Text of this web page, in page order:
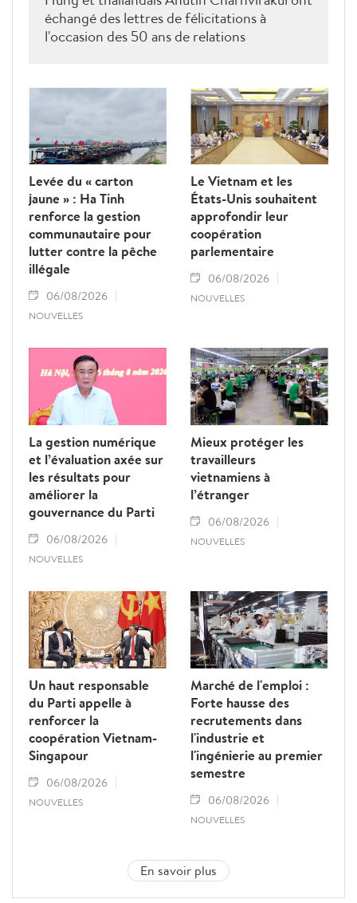
échangé des lettres de félicitations à
l'occasion des 50 ans de relations
Levée du « carton
jaune » : Ha Tinh
renforce la gestion
communautaire pour
lutter contre la pêche
illégale
06/08/2026
NOUVELLES
Le Vietnam et les
États-Unis souhaitent
approfondir leur
coopération
parlementaire
06/08/2026
NOUVELLES
La gestion numérique
et l’évaluation axée sur
les résultats pour
améliorer la
gouvernance du Parti
06/08/2026
NOUVELLES
Mieux protéger les
travailleurs
vietnamiens à
l’étranger
06/08/2026
NOUVELLES
Un haut responsable
du Parti appelle à
renforcer la
coopération Vietnam-
Singapour
06/08/2026
NOUVELLES
Marché de l'emploi :
Forte hausse des
recrutements dans
l'industrie et
l'ingénierie au premier
semestre
06/08/2026
NOUVELLES
En savoir plus